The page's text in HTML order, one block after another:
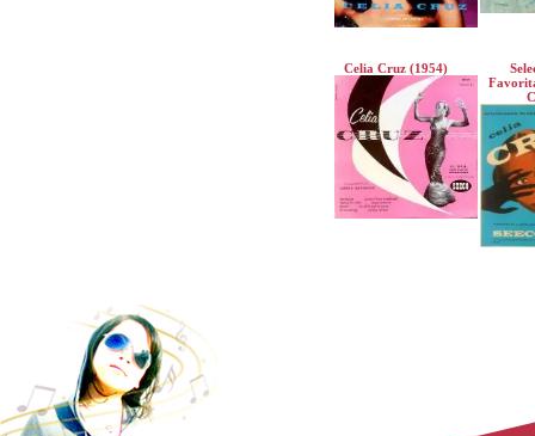
Celia Cruz (1954)